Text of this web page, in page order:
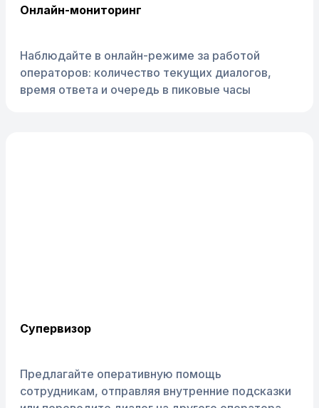
Онлайн-мониторинг
Наблюдайте в онлайн-режиме за работой
операторов: количество текущих диалогов,
время ответа и очередь в пиковые часы
Супервизор
Предлагайте оперативную помощь
сотрудникам, отправляя внутренние подсказки